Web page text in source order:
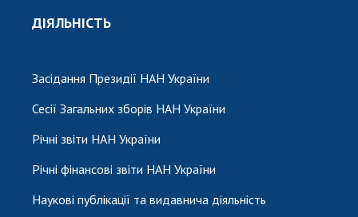
ДІЯЛЬНІСТЬ
Засідання Президії НАН України
Сесії Загальних зборів НАН України
Річні звіти НАН України
Річні фінансові звіти НАН України
Наукові публікації та видавнича діяльність